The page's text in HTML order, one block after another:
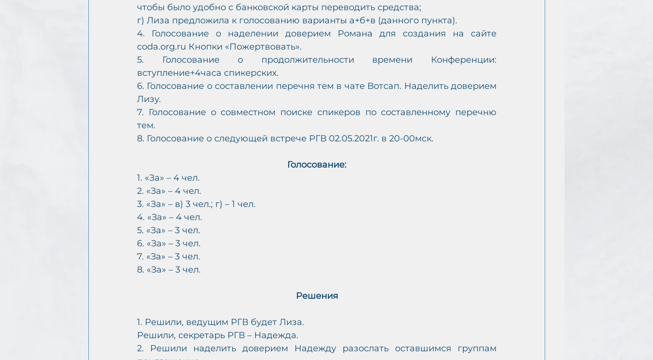
чтобы было удобно с банковской карты переводить средства;
г) Лиза предложила к голосованию варианты а+б+в (данного пункта).
4. Голосование о наделении доверием Романа для создания на сайте
coda.org.ru Кнопки «Пожертвовать».
5. Голосование о продолжительности времени Конференции:
вступление+4часа спикерских.
6. Голосование о составлении перечня тем в чате Вотсап. Наделить доверием
Лизу.
7. Голосование о совместном поиске спикеров по составленному перечню
тем.
8. Голосование о следующей встрече РГВ 02.05.2021г. в 20-00мск.
Голосование:
1. «За» – 4 чел.
2. «За» – 4 чел.
3. «За» – в) 3 чел.; г) – 1 чел.
4. «За» – 4 чел.
5. «За» – 3 чел.
6. «За» – 3 чел.
7. «За» – 3 чел.
8. «За» – 3 чел.
Решения
1. Решили, ведущим РГВ будет Лиза.
Решили, секретарь РГВ – Надежда.
2. Решили наделить доверием Надежду разослать оставшимся группам